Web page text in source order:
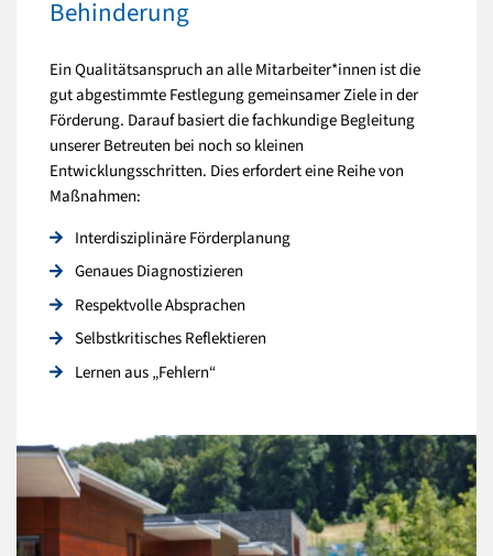
Behinderung
Ein Qualitätsanspruch an alle Mitarbeiter*innen ist die
gut abgestimmte Festlegung gemeinsamer Ziele in der
Förderung. Darauf basiert die fachkundige Begleitung
unserer Betreuten bei noch so kleinen
Entwicklungsschritten. Dies erfordert eine Reihe von
Maßnahmen:
Interdisziplinäre Förderplanung
Genaues Diagnostizieren
Respektvolle Absprachen
Selbstkritisches Reflektieren
Lernen aus „Fehlern“